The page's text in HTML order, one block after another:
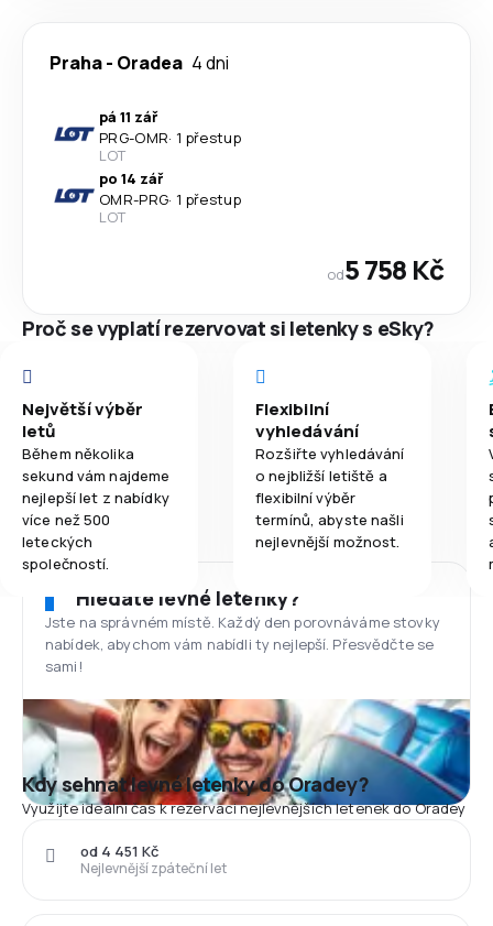
Praha- Oradea 4 dni
pá 11 zář
PRG-OMR· 1 přestup
LOT
po 14 zář
OMR-PRG· 1 přestup
LOT
od5 758 Kč
Proč se vyplatí rezervovat si letenky s eSky?
Největší výběr
letů
Během několika
sekund vám najdeme
nejlepší let z nabídky
více než 500
leteckých
společností.
Flexibilní
vyhledávání
Rozšiřte vyhledávání
o nejbližší letiště a
flexibilní výběr
termínů, abyste našli
nejlevnější možnost.
Hledáte levné letenky?
Jste na správném místě. Každý den porovnáváme stovky
nabídek, abychom vám nabídli ty nejlepší. Přesvědčte se
sami!
Kdy sehnat levné letenky do Oradey?
Využijte ideální čas k rezervaci nejlevnějších letenek do Oradey
Nejlevnější zpáteční let
od 4 451 Kč